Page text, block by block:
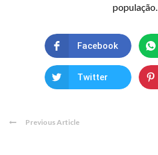
população.
Facebook
Twitter
Previous Article